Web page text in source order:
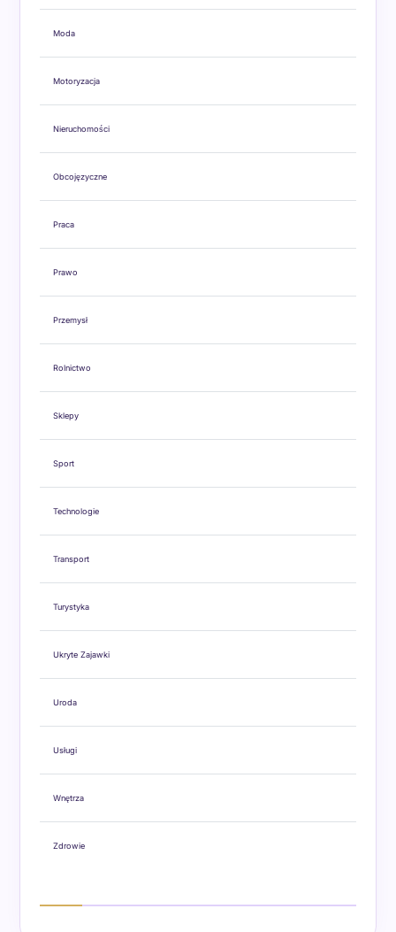
Moda
Motoryzacja
Nieruchomości
Obcojęzyczne
Praca
Prawo
Przemysł
Rolnictwo
Sklepy
Sport
Technologie
Transport
Turystyka
Ukryte Zajawki
Uroda
Usługi
Wnętrza
Zdrowie